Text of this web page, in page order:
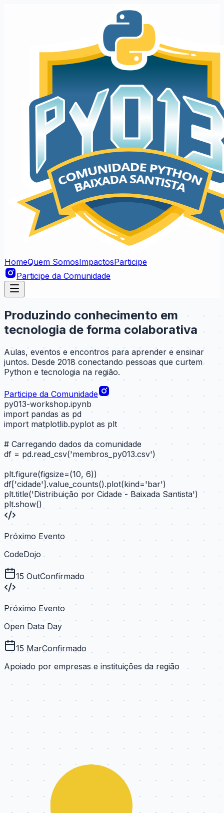
HomeQuem SomosImpactosParticipe
Participe da Comunidade
Produzindo conhecimento em
tecnologia de forma colaborativa
Aulas, eventos e encontros para aprender e ensinar
juntos. Desde 2018 conectando pessoas que curtem
Python e tecnologia na região.
Participe da Comunidade
py013-workshop.ipynb
import pandasas pd
import matplotlib.pyplot as plt
# Carregando dados da comunidade
df = pd.read_csv('membros_py013.csv')
plt.figure(figsize=(10, 6))
df['cidade'].value_counts().plot(kind='bar')
plt.title('Distribuição por Cidade - Baixada Santista')
plt.show()
Próximo Evento
CodeDojo
15 OutConfirmado
Próximo Evento
Open Data Day
15 MarConfirmado
Apoiado por empresas e instituições da região